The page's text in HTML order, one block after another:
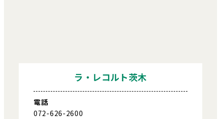
ラ・レコルト茨木
電話
072-626-2600